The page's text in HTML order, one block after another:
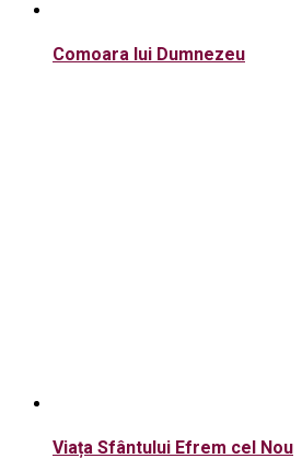
Comoara lui Dumnezeu
Viața Sfântului Efrem cel Nou